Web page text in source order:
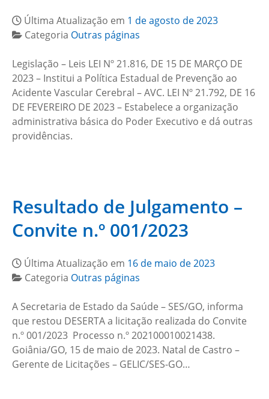
Última Atualização em 1 de agosto de 2023
Categoria Outras páginas
Legislação – Leis LEI Nº 21.816, DE 15 DE MARÇO DE
2023 – Institui a Política Estadual de Prevenção ao
Acidente Vascular Cerebral – AVC. LEI Nº 21.792, DE 16
DE FEVEREIRO DE 2023 – Estabelece a organização
administrativa básica do Poder Executivo e dá outras
providências.
Resultado de Julgamento –
Convite n.º 001/2023
Última Atualização em 16 de maio de 2023
Categoria Outras páginas
A Secretaria de Estado da Saúde – SES/GO, informa
que restou DESERTA a licitação realizada do Convite
n.º 001/2023 Processo n.º 202100010021438.
Goiânia/GO, 15 de maio de 2023. Natal de Castro –
Gerente de Licitações – GELIC/SES-GO…